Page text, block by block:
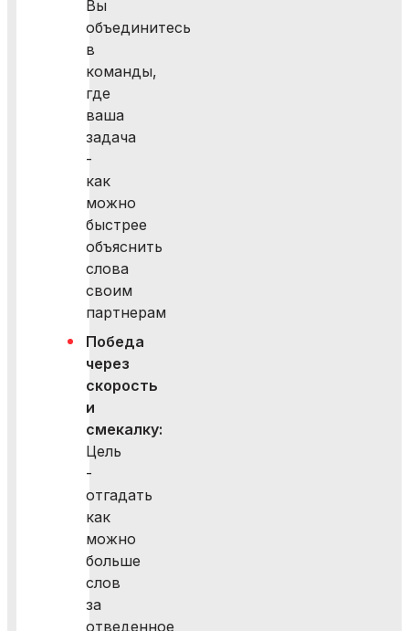
Вы
объединитесь
в
команды,
где
ваша
задача
-
как
можно
быстрее
объяснить
слова
своим
партнерам
Победа
через
скорость
и
смекалку:
Цель
-
отгадать
как
можно
больше
слов
за
отведенное